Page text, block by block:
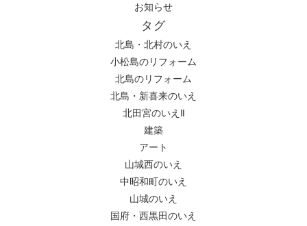
お知らせ
タグ
北島・北村のいえ
小松島のリフォーム
北島のリフォーム
北島・新喜来のいえ
北田宮のいえⅡ
建築
アート
山城西のいえ
中昭和町のいえ
山城のいえ
国府・西黒田のいえ